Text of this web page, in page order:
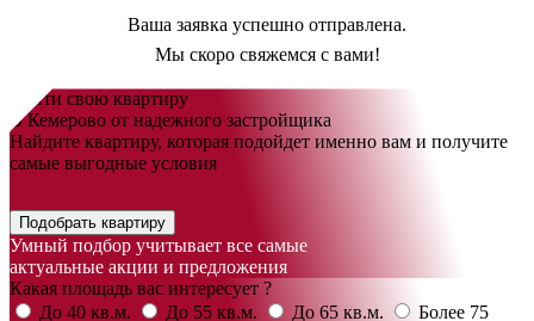
Ваша заявка успешно отправлена.
Мы скоро свяжемся с вами!
Найти свою квартиру
В Кемерово от надежного застройщика
Найдите квартиру, которая подойдет именно вам и получите
самые выгодные условия
Подобрать квартиру
Умный подбор учитывает все самые
актуальные акции и предложения
Какая площадь вас интересует ?
До 40 кв.м.
До 55 кв.м. До 65 кв.м.
Более 75